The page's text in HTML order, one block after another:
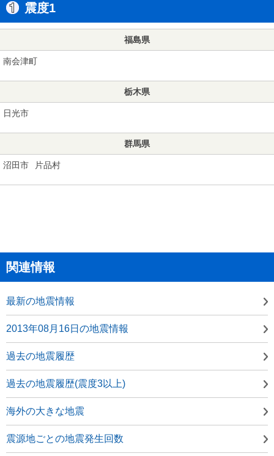
震度1
福島県
南会津町
栃木県
日光市
群馬県
沼田市 片品村
関連情報
最新の地震情報
2013年08月16日の地震情報
過去の地震履歴
過去の地震履歴(震度3以上)
海外の大きな地震
震源地ごとの地震発生回数